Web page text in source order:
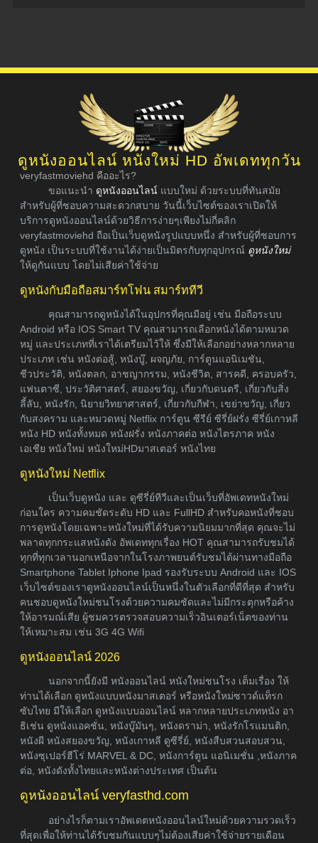
ดูหนังออนไลน์ หนังใหม่ HD อัพเดททุกวัน
veryfastmoviehd คืออะไร?
ขอแนะนำ ดูหนังออนไลน์ แบบใหม่ ด้วยระบบที่ทันสมัย
สำหรับผู้ที่ชอบความสะดวกสบาย วันนี้เว็บไซต์ของเราเปิดให้
บริการดูหนังออนไลน์ด้วยวิธีการง่ายๆเพียงไม่กี่คลิก
veryfastmoviehd ถือเป็นเว็บดูหนังรูปแบบหนึ่ง สำหรับผู้ที่ชอบการ
ดูหนัง เป็นระบบที่ใช้งานได้ง่ายเป็นมิตรกับทุกอุปกรณ์ ดูหนังใหม่
ให้ดูกันแบบ โดยไม่เสียค่าใช้จ่าย
ดูหนังกับมือถือสมาร์ทโฟน สมาร์ททีวี
คุณสามารถดูหนังได้ในอุปกรที่คุณมีอยู่ เช่น มือถือระบบ
Android หรือ IOS Smart TV คุณสามารถเลือกหนังได้ตามหมวด
หมู่ และประเภทที่เราได้เตรียมไว้ให้ ซึ่งมีให้เลือกอย่างหลากหลาย
ประเภท เช่น หนังต่อสู้, หนังบู๊, ผจญภัย, การ์ตูนแอนิเมชัน,
ชีวประวัติ, หนังตลก, อาชญากรรม, หนังชีวิต, สารคดี, ครอบครัว,
แฟนตาซี, ประวัติศาสตร์, สยองขวัญ, เกี่ยวกับดนตรี, เกี่ยวกับสิ่ง
ลี้ลับ, หนังรัก, นิยายวิทยาศาสตร์, เกี่ยวกับกีฬา, เขย่าขวัญ, เกี่ยว
กับสงคราม และหมวดหมู่ Netflix การ์ตูน ซีรีย์ ซีรี่ย์ฝรั่ง ซีรี่ย์เกาหลี
หนัง HD หนังทั้งหมด หนังฝรั่ง หนังภาคต่อ หนังไตรภาค หนัง
เอเชีย หนังใหม่ หนังใหม่HDมาสเตอร์ หนังไทย
ดูหนังใหม่ Netflix
เป็นเว็บดูหนัง และ ดูซีรี่ย์ทีวีและเป็นเว็บที่อัพเดทหนังใหม่
ก่อนใคร ความคมชัดระดับ HD และ FullHD สำหรับคอหนังที่ชอบ
การดูหนังโดยเฉพาะหนังใหม่ที่ได้รับความนิยมมากที่สุด คุณจะไม่
พลาดทุกกระแสหนังดัง อัพเดททุกเรื่อง HOT คุณสามารถรับชมได้
ทุกที่ทุกเวลานอกเหนือจากในโรงภาพยนต์รับชมได้ผ่านทางมือถือ
Smartphone Tablet Iphone Ipad รองรับระบบ Android และ IOS
เว็บไซต์ของเราดูหนังออนไลน์เป็นหนึ่งในตัวเลือกที่ดีที่สุด สำหรับ
คนชอบดูหนังใหม่ชนโรงด้วยความคมชัดและไม่มีกระตุกหรือค้าง
ให้อารมณ์เสีย ผู้ชมควรตรวจสอบความเร็วอินเตอร์เน็ตของท่าน
ให้เหมาะสม เช่น 3G 4G Wifi
ดูหนังออนไลน์ 2026
นอกจากนี้ยังมี หนังออนไลน์ หนังใหม่ชนโรง เต็มเรื่อง ให้
ท่านได้เลือก ดูหนังแบบหนังมาสเตอร์ หรือหนังใหม่ซาวด์แท็รก
ซับไทย มีให้เลือก ดูหนังแบบออนไลน์ หลากหลายประเภทหนัง อา
ธิเช่น ดูหนังแอคชั่น, หนังบู๊มันๆ, หนังดราม่า, หนังรักโรแมนติก,
หนังผี หนังสยองขวัญ, หนังเกาหลี ดูซีรี่ย์, หนังสืบสวนสอบสวน,
หนังซุเปอร์ฮีโร่ MARVEL & DC, หนังการ์ตูน แอนิเมชั่น ,หนังภาค
ต่อ, หนังดังทั้งไทยและหนังต่างประเทศ เป็นต้น
ดูหนังออนไลน์ veryfasthd.com
อย่างไรก็ตามเราอัพเดตหนังออนไลน์ใหม่ด้วยความรวดเร็ว
ที่สุดเพื่อให้ท่านได้รับชมกันแบบๆไม่ต้องเสียค่าใช้จ่ายรายเดือน